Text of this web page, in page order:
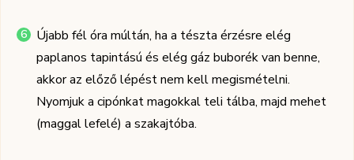
Újabb fél óra múltán, ha a tészta érzésre elég
paplanos tapintású és elég gáz buborék van benne,
akkor az előző lépést nem kell megismételni.
Nyomjuk a cipónkat magokkal teli tálba, majd mehet
(maggal lefelé) a szakajtóba.